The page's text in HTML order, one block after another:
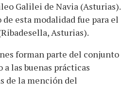
Galilei de Navia (Asturias).
esta modalidad fue para el
Asturias).
forman parte del conjunto
las buenas prácticas
de la mención del